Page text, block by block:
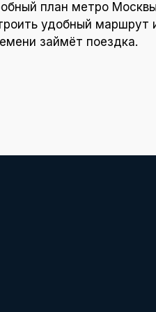
план метро
удобный маршрут
займёт поездка.